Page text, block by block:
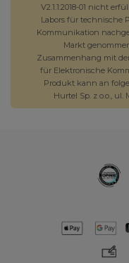
V2.1.1:2018-01 nicht
Labors für technische
Kommunikation
Markt
Zusammenhang mit
für Elektronische
Produkt kann an
Hurtel Sp. z o.o., ul.